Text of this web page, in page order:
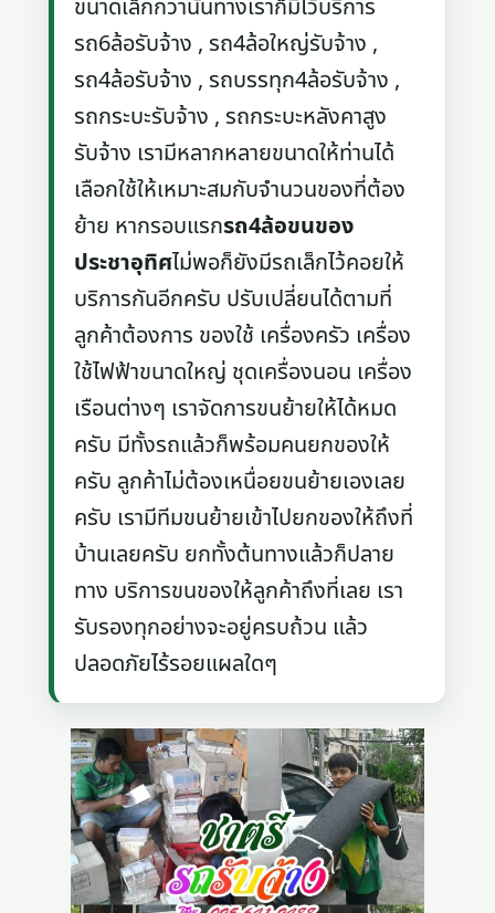
ขนาดเล็กกว่านั้นทางเราก็มีไว้บริการ
รถ6ล้อรับจ้าง , รถ4ล้อใหญ่รับจ้าง ,
รถ4ล้อรับจ้าง , รถบรรทุก4ล้อรับจ้าง ,
รถกระบะรับจ้าง , รถกระบะหลังคาสูง
รับจ้าง เรามีหลากหลายขนาดให้ท่านได้
เลือกใช้ให้เหมาะสมกับจำนวนของที่ต้อง
ย้าย หากรอบแรกรถ4ล้อขนของ
ประชาอุทิศไม่พอก็ยังมีรถเล็กไว้คอยให้
บริการกันอีกครับ ปรับเปลี่ยนได้ตามที่
ลูกค้าต้องการ ของใช้ เครื่องครัว เครื่อง
ใช้ไฟฟ้าขนาดใหญ่ ชุดเครื่องนอน เครื่อง
เรือนต่างๆ เราจัดการขนย้ายให้ได้หมด
ครับ มีทั้งรถแล้วก็พร้อมคนยกของให้
ครับ ลูกค้าไม่ต้องเหนื่อยขนย้ายเองเลย
ครับ เรามีทีมขนย้ายเข้าไปยกของให้ถึงที่
บ้านเลยครับ ยกทั้งต้นทางแล้วก็ปลาย
ทาง บริการขนของให้ลูกค้าถึงที่เลย เรา
รับรองทุกอย่างจะอยู่ครบถ้วน แล้ว
ปลอดภัยไร้รอยแผลใดๆ